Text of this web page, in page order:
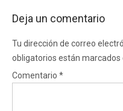
Deja un comentario
Tu dirección de correo
obligatorios están marcados
Comentario *